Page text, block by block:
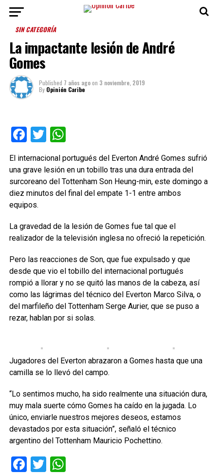
SIN CATEGORÍA
La impactante lesión de André
Gomes
Published 7 años agoon 3 noviembre, 2019
By Opinión Caribe
Facebook
TwitterWhatsApp
El internacional portugués del Everton André Gomes sufrió
una grave lesión en un tobillo tras una dura entrada del
surcoreano del Tottenham Son Heung-min, este domingo a
diez minutos del final del empate 1-1 entre ambos
equipos.
La gravedad de la lesión de Gomes fue tal que el
realizador de la televisión inglesa no ofreció la repetición.
Pero las reacciones de Son, que fue expulsado y que
desde que vio el tobillo del internacional portugués
rompió a llorar y no se quitó las manos de la cabeza, así
como las lágrimas del técnico del Everton Marco Silva, o
del marfileño del Tottenham Serge Aurier, que se puso a
rezar, hablan por si solas.
Jugadores del Everton abrazaron a Gomes hasta que una
camilla se lo llevó del campo.
“Lo sentimos mucho, ha sido realmente una situación dura,
muy mala suerte cómo Gomes ha caído en la jugada. Lo
único, enviarle nuestros mejores deseos, estamos
devastados por esta situación”, señaló el técnico
argentino del Tottenham Mauricio Pochettino.
Facebook
TwitterWhatsApp